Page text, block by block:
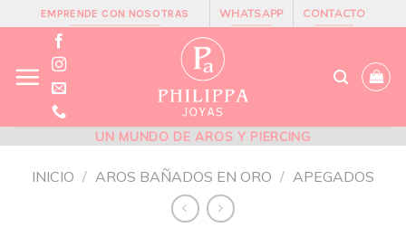
content
EMPRENDE CON NOSOTRAS WHATSAPP CONTACTO
UN MUNDO DE AROS Y PIERCING
INICIO / AROS BAÑADOS EN ORO / APEGADOS